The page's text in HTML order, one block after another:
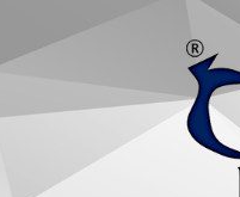
EMPRESA
HOME